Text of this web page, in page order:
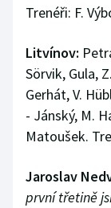
Trenéři: F.
Litvínov:
Sörvik, Gula,
Gerhát, V.
- Jánský, M.
Matoušek.
Jaroslav
první třetině